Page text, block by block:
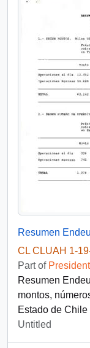
CL CLUAH 1-
Part of
Resumen
montos,
Estado de Chile
Untitled